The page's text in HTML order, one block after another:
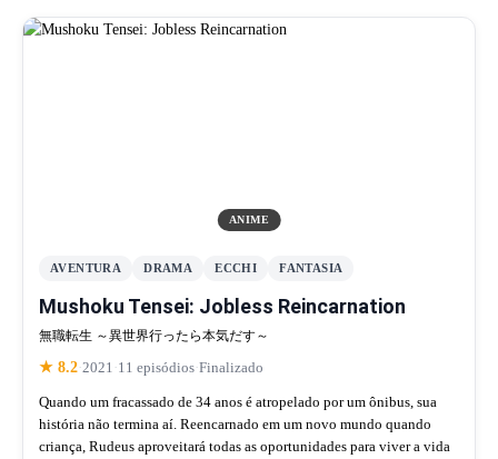
ANIME
AVENTURA DRAMA ECCHI FANTASIA
Mushoku Tensei: Jobless Reincarnation
無職転生 ～異世界行ったら本気だす～
★ 8.2·2021 ·11 episódios·Finalizado
Quando um fracassado de 34 anos é atropelado por um ônibus, sua
história não termina aí. Reencarnado em um novo mundo quando
criança, Rudeus aproveitará todas as oportunidades para viver a vida